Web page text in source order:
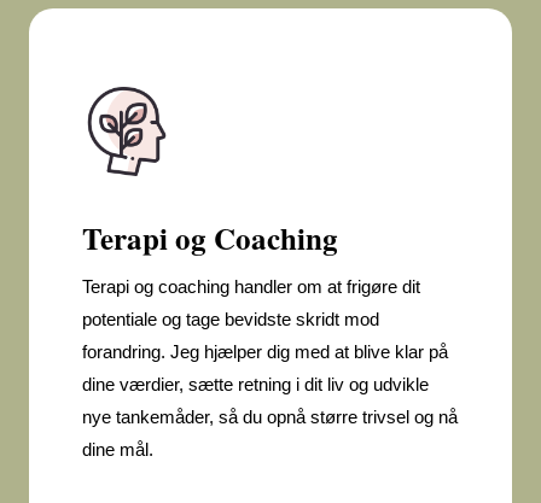
Terapi og Coaching
Terapi og coaching handler om at frigøre dit
potentiale og tage bevidste skridt mod
forandring. Jeg hjælper dig med at blive klar på
dine værdier, sætte retning i dit liv og udvikle
nye tankemåder, så du opnå større trivsel og nå
dine mål.